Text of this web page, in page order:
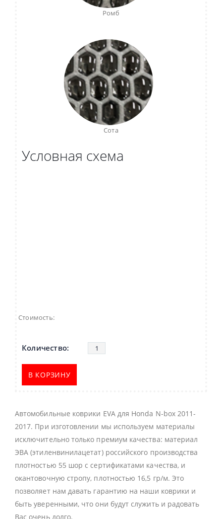
Ромб
Сота
Условная схема
Стоимость:
В КОРЗИНУ
Автомобильные коврики EVA для Honda N-box 2011-
2017. При изготовлении мы используем материалы
исключительно только премиум качества: материал
ЭВА (этиленвинилацетат) российского производства
плотностью 55 шор с сертификатами качества, и
окантовочную стропу, плотностью 16,5 гр/м. Это
позволяет нам давать гарантию на наши коврики и
быть уверенными, что они будут служить и радовать
Вас очень долго.